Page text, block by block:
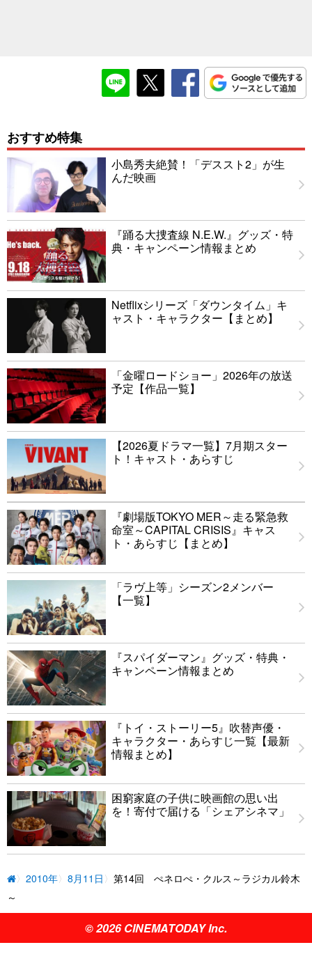
おすすめ特集
小島秀夫絶賛！「デススト2」が生
んだ映画
『踊る大捜査線 N.E.W.』グッズ・特
典・キャンペーン情報まとめ
Netflixシリーズ「ダウンタイム」キ
ャスト・キャラクター【まとめ】
「金曜ロードショー」2026年の放送
予定【作品一覧】
【2026夏ドラマ一覧】7月期スター
ト！キャスト・あらすじ
『劇場版TOKYO MER～走る緊急救
命室～CAPITAL CRISIS』キャス
ト・あらすじ【まとめ】
「ラヴ上等」シーズン2メンバー
【一覧】
『スパイダーマン』グッズ・特典・
キャンペーン情報まとめ
『トイ・ストーリー5』吹替声優・
キャラクター・あらすじ一覧【最新
情報まとめ】
困窮家庭の子供に映画館の思い出
を！寄付で届ける「シェアシネマ」
2010年 8月11日
第14回 ぺネロぺ・クルス～ラジカル鈴木
～
© 2026 CINEMATODAY Inc.